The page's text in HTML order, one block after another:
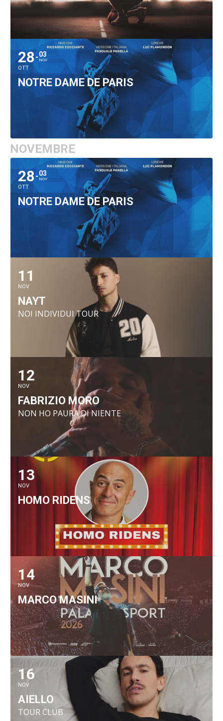
28
OTT
03
NOV
NOTRE DAME DE PARIS
NOVEMBRE
28
OTT
03
NOV
NOTRE DAME DE PARIS
11
NOV
NAYT
NOI INDIVIDUI TOUR
12
NOV
FABRIZIO MORO
NON HO PAURA DI NIENTE
13
NOV
HOMO RIDENS
14
NOV
MARCO MASINI
16
NOV
AIELLO
TOUR CLUB